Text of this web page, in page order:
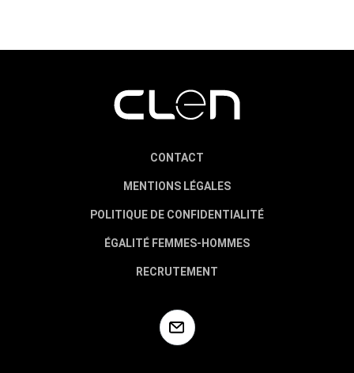
CONTACT
MENTIONS LÉGALES
POLITIQUE DE CONFIDENTIALITÉ
ÉGALITÉ FEMMES-HOMMES
RECRUTEMENT